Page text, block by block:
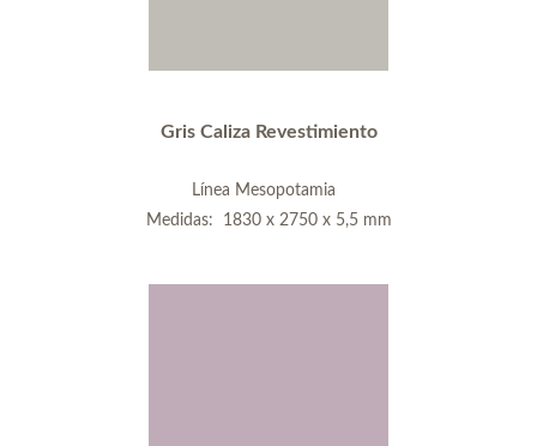
Gris Caliza Revestimiento
Línea Mesopotamia
Medidas: 1830 x 2750 x 5,5 mm